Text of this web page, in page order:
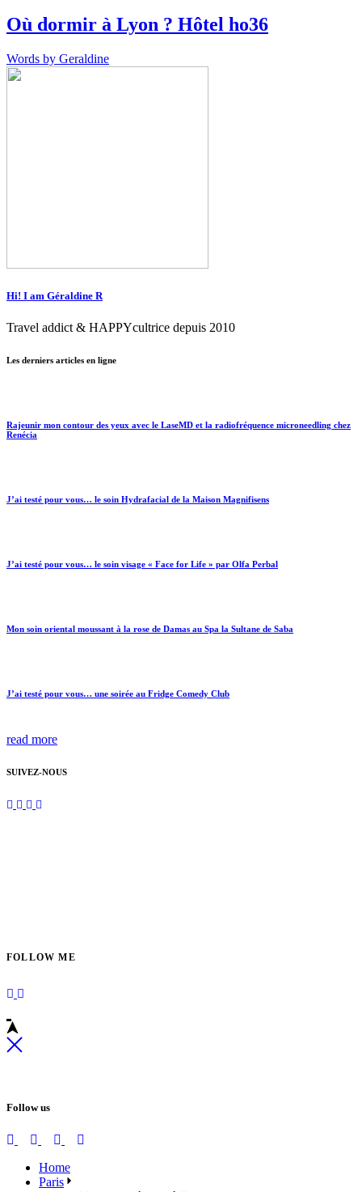
Où dormir à Lyon ? Hôtel ho36
Words by Geraldine
Hi! I am Géraldine R
Travel addict & HAPPYcultrice depuis 2010
Les derniers articles en ligne
Rajeunir mon contour des yeux avec le LaseMD et la radiofréquence microneedling chez
Renécia
J’ai testé pour vous… le soin Hydrafacial de la Maison Magnifisens
J’ai testé pour vous… le soin visage « Face for Life » par Olfa Perbal
Mon soin oriental moussant à la rose de Damas au Spa la Sultane de Saba
J’ai testé pour vous… une soirée au Fridge Comedy Club
read more
SUIVEZ-NOUS
FOLLOW ME
Follow us
Home
Paris